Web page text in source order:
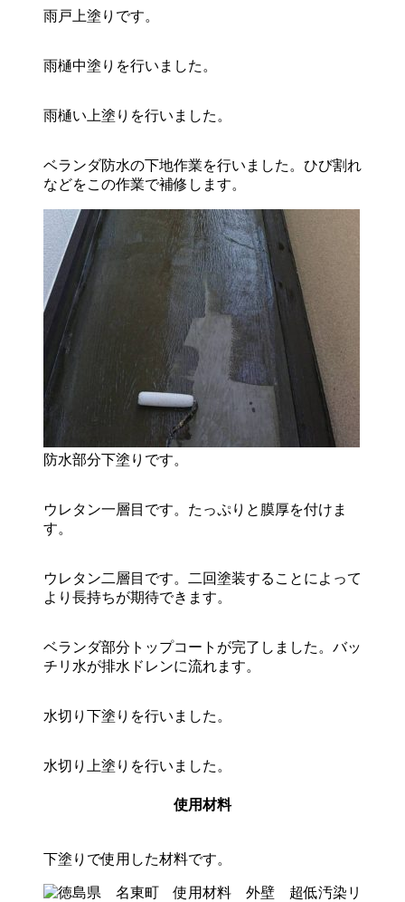
雨戸上塗りです。
雨樋中塗りを行いました。
雨樋い上塗りを行いました。
ベランダ防水の下地作業を行いました。ひび割れ
などをこの作業で補修します。
防水部分下塗りです。
ウレタン一層目です。たっぷりと膜厚を付けま
す。
ウレタン二層目です。二回塗装することによって
より長持ちが期待できます。
ベランダ部分トップコートが完了しました。バッ
チリ水が排水ドレンに流れます。
水切り下塗りを行いました。
水切り上塗りを行いました。
使用材料
下塗りで使用した材料です。